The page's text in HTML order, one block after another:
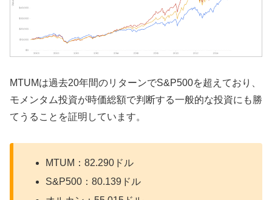
MTUMは過去20年間のリターンでS&P500を超えており、
モメンタム投資が時価総額で判断する一般的な投資にも勝
てうることを証明しています。
MTUM：82.290ドル
S&P500：80.139ドル